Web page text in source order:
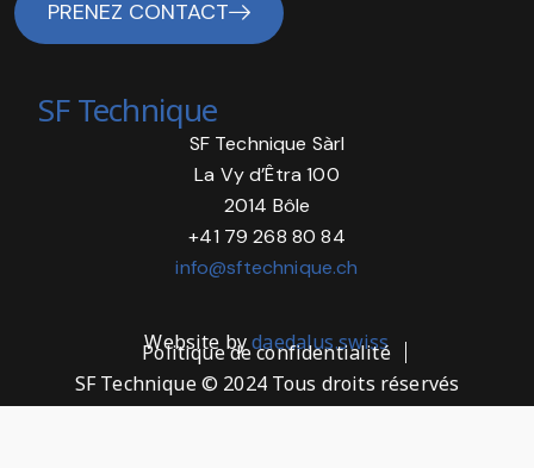
PRENEZ CONTACT
SF Technique
SF Technique Sàrl
La Vy d’Êtra 100
2014 Bôle
+41 79 268 80 84
info@sftechnique.ch
Website bydaedalus.swiss
Politique de confidentialité
SF Technique © 2024 Tous droits réservés